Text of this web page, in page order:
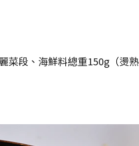
菜段、海鮮料總重150g（燙